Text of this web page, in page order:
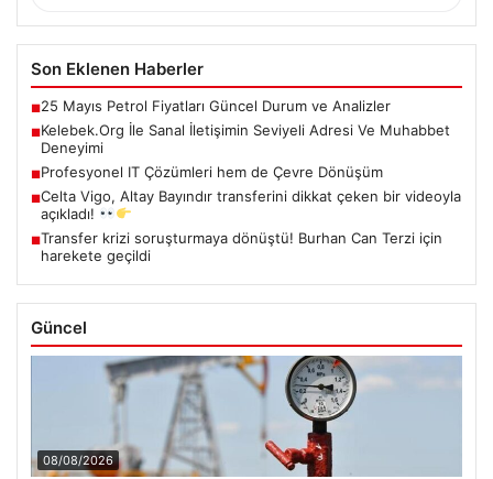
Son Eklenen Haberler
■25 Mayıs Petrol Fiyatları Güncel Durum ve Analizler
■Kelebek.Org İle Sanal İletişimin Seviyeli Adresi Ve Muhabbet
Deneyimi
■Profesyonel IT Çözümleri hem de Çevre Dönüşüm
■Celta Vigo, Altay Bayındır transferini dikkat çeken bir videoyla
açıkladı!
■Transfer krizi soruşturmaya dönüştü! Burhan Can Terzi için
harekete geçildi
Güncel
08/08/2026